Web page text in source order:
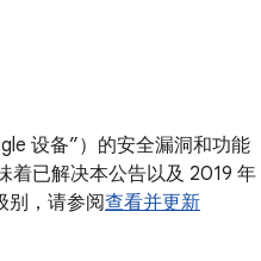
设备”）的安全漏洞和功能
着已解决本公告以及 2019 年
别，请参阅查看并更新